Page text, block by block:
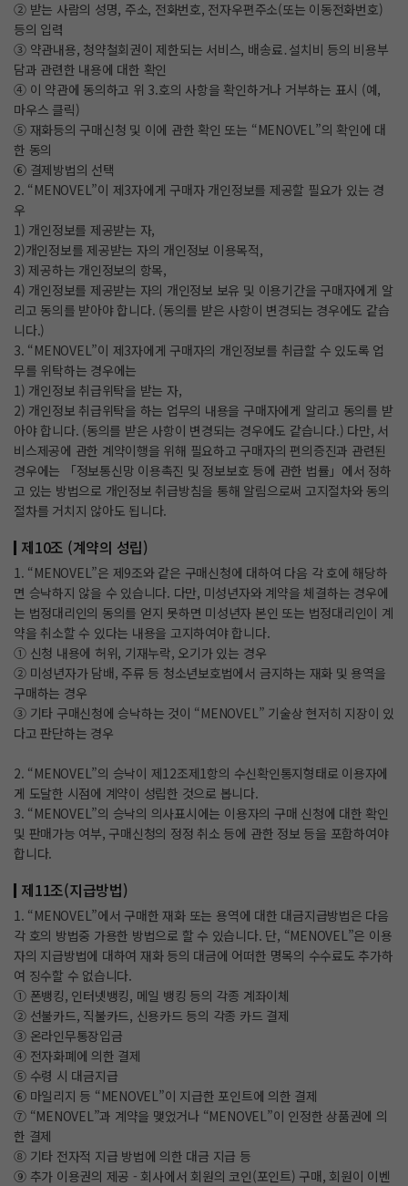
② 받는 사람의 성명, 주소, 전화번호, 전자우편주소(또는 이동전화번호)
등의 입력
③ 약관내용, 청약철회권이 제한되는 서비스, 배송료․설치비 등의 비용부
담과 관련한 내용에 대한 확인
④ 이 약관에 동의하고 위 3.호의 사항을 확인하거나 거부하는 표시 (예,
마우스 클릭)
⑤ 재화등의 구매신청 및 이에 관한 확인 또는 “MENOVEL”의 확인에 대
한 동의
⑥ 결제방법의 선택
2. “MENOVEL”이 제3자에게 구매자 개인정보를 제공할 필요가 있는 경
우
1) 개인정보를 제공받는 자,
2)개인정보를 제공받는 자의 개인정보 이용목적,
3) 제공하는 개인정보의 항목,
4) 개인정보를 제공받는 자의 개인정보 보유 및 이용기간을 구매자에게 알
리고 동의를 받아야 합니다. (동의를 받은 사항이 변경되는 경우에도 같습
니다.)
3. “MENOVEL”이 제3자에게 구매자의 개인정보를 취급할 수 있도록 업
무를 위탁하는 경우에는
1) 개인정보 취급위탁을 받는 자,
2) 개인정보 취급위탁을 하는 업무의 내용을 구매자에게 알리고 동의를 받
아야 합니다. (동의를 받은 사항이 변경되는 경우에도 같습니다.) 다만, 서
비스제공에 관한 계약이행을 위해 필요하고 구매자의 편의증진과 관련된
경우에는 「정보통신망 이용촉진 및 정보보호 등에 관한 법률」에서 정하
고 있는 방법으로 개인정보 취급방침을 통해 알림으로써 고지절차와 동의
절차를 거치지 않아도 됩니다.
제10조 (계약의 성립)
1. “MENOVEL”은 제9조와 같은 구매신청에 대하여 다음 각 호에 해당하
면 승낙하지 않을 수 있습니다. 다만, 미성년자와 계약을 체결하는 경우에
는 법정대리인의 동의를 얻지 못하면 미성년자 본인 또는 법정대리인이 계
약을 취소할 수 있다는 내용을 고지하여야 합니다.
① 신청 내용에 허위, 기재누락, 오기가 있는 경우
② 미성년자가 담배, 주류 등 청소년보호법에서 금지하는 재화 및 용역을
구매하는 경우
③ 기타 구매신청에 승낙하는 것이 “MENOVEL” 기술상 현저히 지장이 있
다고 판단하는 경우
2. “MENOVEL”의 승낙이 제12조제1항의 수신확인통지형태로 이용자에
게 도달한 시점에 계약이 성립한 것으로 봅니다.
3. “MENOVEL”의 승낙의 의사표시에는 이용자의 구매 신청에 대한 확인
및 판매가능 여부, 구매신청의 정정 취소 등에 관한 정보 등을 포함하여야
합니다.
제11조(지급방법)
1. “MENOVEL”에서 구매한 재화 또는 용역에 대한 대금지급방법은 다음
각 호의 방법중 가용한 방법으로 할 수 있습니다. 단, “MENOVEL”은 이용
자의 지급방법에 대하여 재화 등의 대금에 어떠한 명목의 수수료도 추가하
여 징수할 수 없습니다.
① 폰뱅킹, 인터넷뱅킹, 메일 뱅킹 등의 각종 계좌이체
② 선불카드, 직불카드, 신용카드 등의 각종 카드 결제
③ 온라인무통장입금
④ 전자화폐에 의한 결제
⑤ 수령 시 대금지급
⑥ 마일리지 등 “MENOVEL”이 지급한 포인트에 의한 결제
⑦ “MENOVEL”과 계약을 맺었거나 “MENOVEL”이 인정한 상품권에 의
한 결제
⑧ 기타 전자적 지급 방법에 의한 대금 지급 등
⑨ 추가 이용권의 제공 - 회사에서 회원의 코인(포인트) 구매, 회원이 이벤